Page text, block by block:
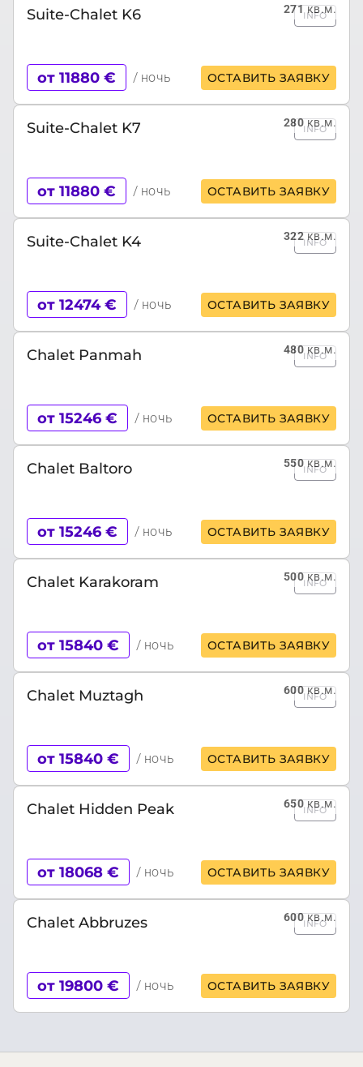
271кв.м.
Suite-Chalet K6 INFO
от 11880 € / ночь ОСТАВИТЬ ЗАЯВКУ
280кв.м.
Suite-Chalet K7 INFO
от 11880 € / ночь ОСТАВИТЬ ЗАЯВКУ
322кв.м.
Suite-Chalet K4 INFO
от 12474 € / ночь ОСТАВИТЬ ЗАЯВКУ
480кв.м.
Chalet Panmah INFO
от 15246 € / ночь ОСТАВИТЬ ЗАЯВКУ
550кв.м.
Chalet Baltoro INFO
от 15246 € / ночь ОСТАВИТЬ ЗАЯВКУ
500кв.м.
Chalet Karakoram INFO
от 15840 € / ночь ОСТАВИТЬ ЗАЯВКУ
600кв.м.
Chalet Muztagh INFO
от 15840 € / ночь ОСТАВИТЬ ЗАЯВКУ
650кв.м.
Chalet Hidden Peak INFO
от 18068 € / ночь ОСТАВИТЬ ЗАЯВКУ
600кв.м.
Chalet Abbruzes INFO
от 19800 € / ночь ОСТАВИТЬ ЗАЯВКУ